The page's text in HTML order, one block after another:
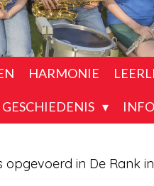
HARMONIE
GESCHIEDENIS
in De Rank in